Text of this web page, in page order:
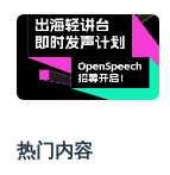
热门内容